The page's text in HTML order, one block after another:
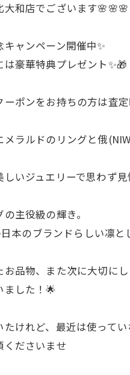
和店でございます
ャンペーン開催中✨
は豪華特典プレゼント✨🎁
ーポンをお持ちの方は査
ラルドのリングと俄
しいジュエリーで思わず
主役級の輝き。
日本のブランドらしい凛
お品物、また次に大切に
ました！🌟
けれど、最近は使って
くださいませ